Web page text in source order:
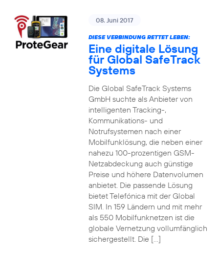
08. Juni 2017
DIESE VERBINDUNG RETTET LEBEN:
Eine digitale Lösung
für Global SafeTrack
Systems
Die Global SafeTrack Systems
GmbH suchte als Anbieter von
intelligenten Tracking-,
Kommunikations- und
Notrufsystemen nach einer
Mobilfunklösung, die neben einer
nahezu 100-prozentigen GSM-
Netzabdeckung auch günstige
Preise und höhere Datenvolumen
anbietet. Die passende Lösung
bietet Telefónica mit der Global
SIM. In 159 Ländern und mit mehr
als 550 Mobilfunknetzen ist die
globale Vernetzung vollumfänglich
sichergestellt. Die […]